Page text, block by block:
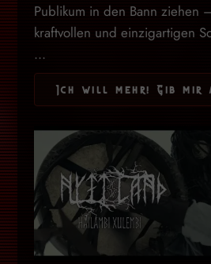
Publikum in den Bann ziehen
kraftvollen und einzigartigen
...
Ich will mehr! Gib